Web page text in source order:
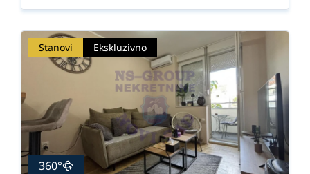
Stanovi Ekskluzivno
360°